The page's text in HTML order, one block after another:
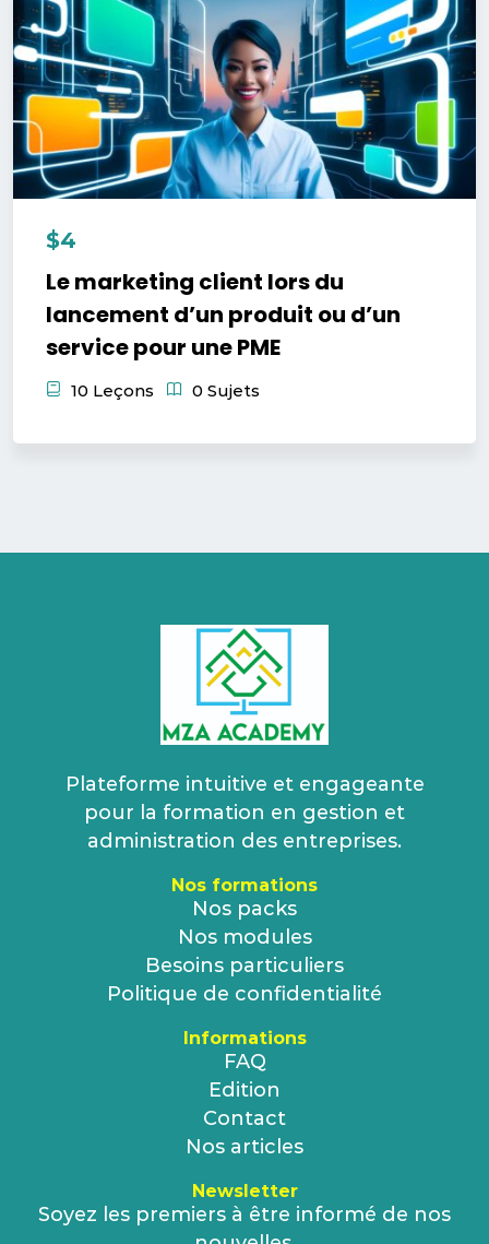
$4
Le marketing client lors du
lancement d’un produit ou d’un
service pour une PME
10 Leçons 0 Sujets
Plateforme intuitive et engageante
pour la formation en gestion et
administration des entreprises.
Nos formations
Nos packs
Nos modules
Besoins particuliers
Politique de confidentialité
Informations
FAQ
Edition
Contact
Nos articles
Newsletter
Soyez les premiers à être informé de nos